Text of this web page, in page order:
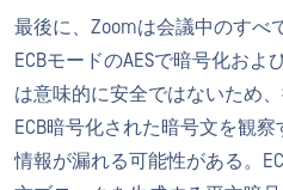
最後に、Zoomは会議中のすべ
ECBモードのAESで暗号化およ
は意味的に安全ではないため
ECB暗号化された暗号文を観
情報が漏れる可能性がある。